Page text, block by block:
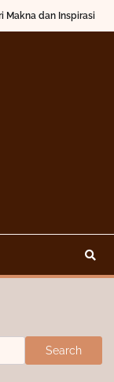
Mengenal Apa
Search